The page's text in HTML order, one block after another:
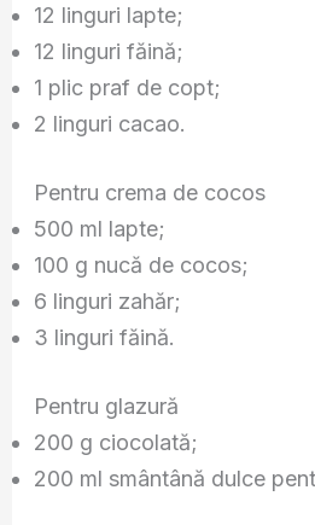
12 linguri lapte;
12 linguri făină;
1 plic praf de copt;
2 linguri cacao.
Pentru crema de cocos
500 ml lapte;
100 g nucă de cocos;
6 linguri zahăr;
3 linguri făină.
Pentru glazură
200 g ciocolată;
200 ml smântână dulce